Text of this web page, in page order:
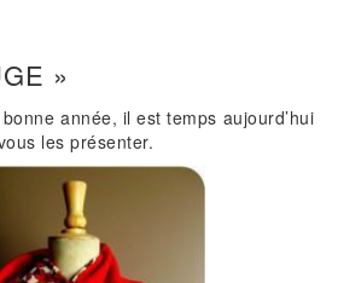
»
année, il est temps aujourd’hui
les présenter.